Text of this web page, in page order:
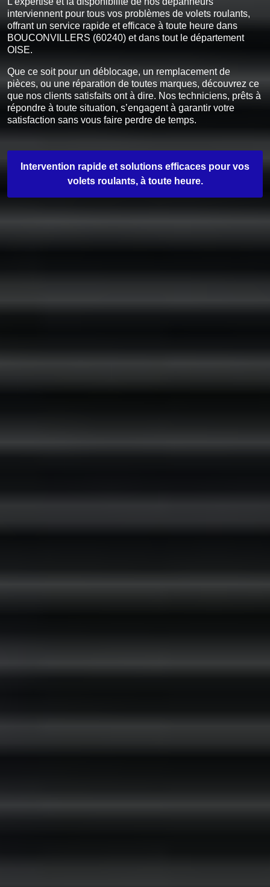
interviennent pour tous vos problèmes de volets roulants,
offrant un service rapide et efficace à toute heure dans
BOUCONVILLERS (60240) et dans tout le département
OISE.
Que ce soit pour un déblocage, un remplacement de
pièces, ou une réparation de toutes marques, découvrez ce
que nos clients satisfaits ont à dire. Nos techniciens, prêts à
répondre à toute situation, s’engagent à garantir votre
satisfaction sans vous faire perdre de temps.
Intervention rapide et solutions efficaces pour vos
volets roulants, à toute heure.